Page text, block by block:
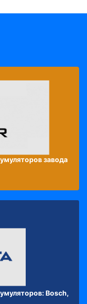
завода
Bosch,